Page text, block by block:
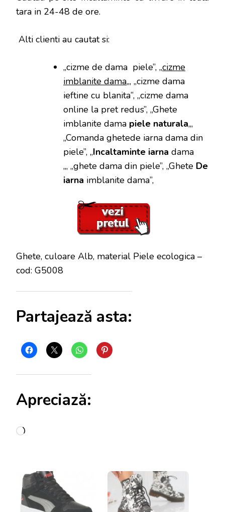
tara in 24-48 de ore.
Alti clienti au cautat si:
„cizme de dama piele”, „cizme
imblanite dama„, „cizme dama
ieftine cu blanita”, „cizme dama
online la pret redus”, „Ghete
imblanite dama piele naturala„,
„Comanda ghetede iarna dama din
piele”, „Incaltaminte iarna dama
„, „ghete dama din piele”, „Ghete De
iarna imblanite dama”,
Ghete, culoare Alb, material Piele ecologica –
cod: G5008
Partajează asta:
Apreciază:
Încarc...